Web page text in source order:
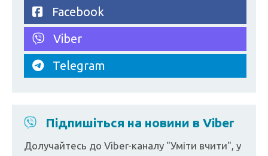
Facebook
Viber
Telegram
Підпишіться на новини в Viber
Долучайтесь до Viber-каналу "Уміти вчити", у